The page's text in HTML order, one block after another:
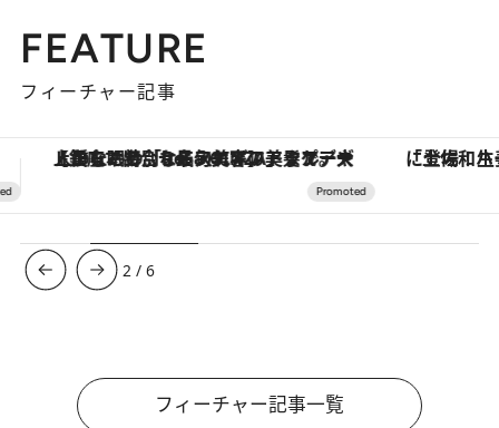
FEATURE
フィーチャー記事
「土佐和ハーブかき氷」がOMO7高知に登場！生姜、山椒、大葉など目にも舌にも涼を呼ぶ郷土の味 ヴァシュロン・コンスタンタ
3 /6
フィーチャー記事一覧